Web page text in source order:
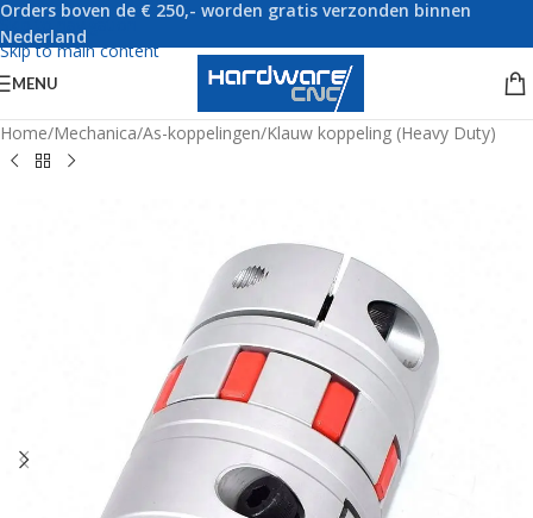
Skip to navigation
Skip to main content
Orders boven de € 250,- worden gratis verzonden binnen
Nederland
MENU
Home/Mechanica/As-koppelingen/Klauw koppeling (Heavy Duty)